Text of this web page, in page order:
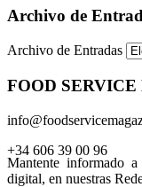
Archivo de
Archivo de Entradas
FOOD
+34 606 39 00 96
Mantente informado
digital, en nuestras